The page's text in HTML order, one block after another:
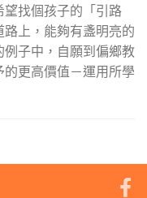
望找個孩子的「引路
路上，能夠有盞明亮的
子中，自願到偏鄉教
更高價值－運用所學